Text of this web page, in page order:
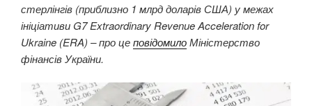
стерлінгів (приблизно 1 млрд доларів США) у межах
ініціативи G7 Extraordinary Revenue Acceleration for
Ukraine (ERA) – про цеповідомилоМіністерство
фінансів України.